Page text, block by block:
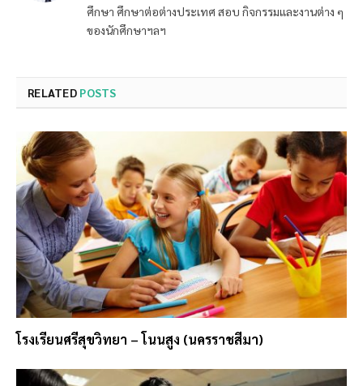
ศึกษา ศึกษาต่อต่างประเทศ สอบ กิจกรรมและงานต่าง ๆ
ของนักศึกษาฯลฯ
RELATED POSTS
โรงเรียนศรีสุขวิทยา – โนนสูง (นครราชสีมา)